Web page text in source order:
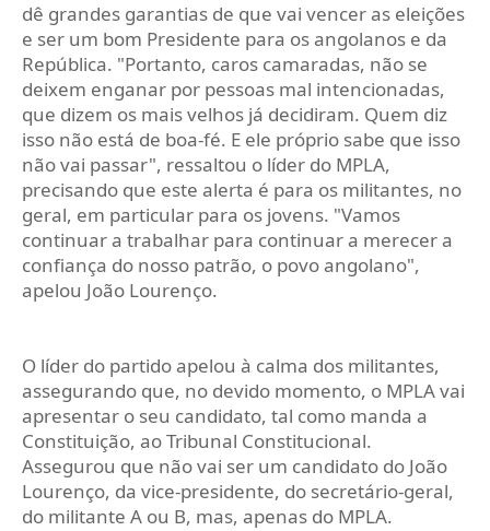
dê grandes garantias de que vai vencer as eleições
e ser um bom Presidente para os angolanos e da
República. "Portanto, caros camaradas, não se
deixem enganar por pessoas mal intencionadas,
que dizem os mais velhos já decidiram. Quem diz
isso não está de boa-fé. E ele próprio sabe que isso
não vai passar", ressaltou o líder do MPLA,
precisando que este alerta é para os militantes, no
geral, em particular para os jovens. "Vamos
continuar a trabalhar para continuar a merecer a
confiança do nosso patrão, o povo angolano",
apelou João Lourenço.
O líder do partido apelou à calma dos militantes,
assegurando que, no devido momento, o MPLA vai
apresentar o seu candidato, tal como manda a
Constituição, ao Tribunal Constitucional.
Assegurou que não vai ser um candidato do João
Lourenço, da vice-presidente, do secretário-geral,
do militante A ou B, mas, apenas do MPLA.